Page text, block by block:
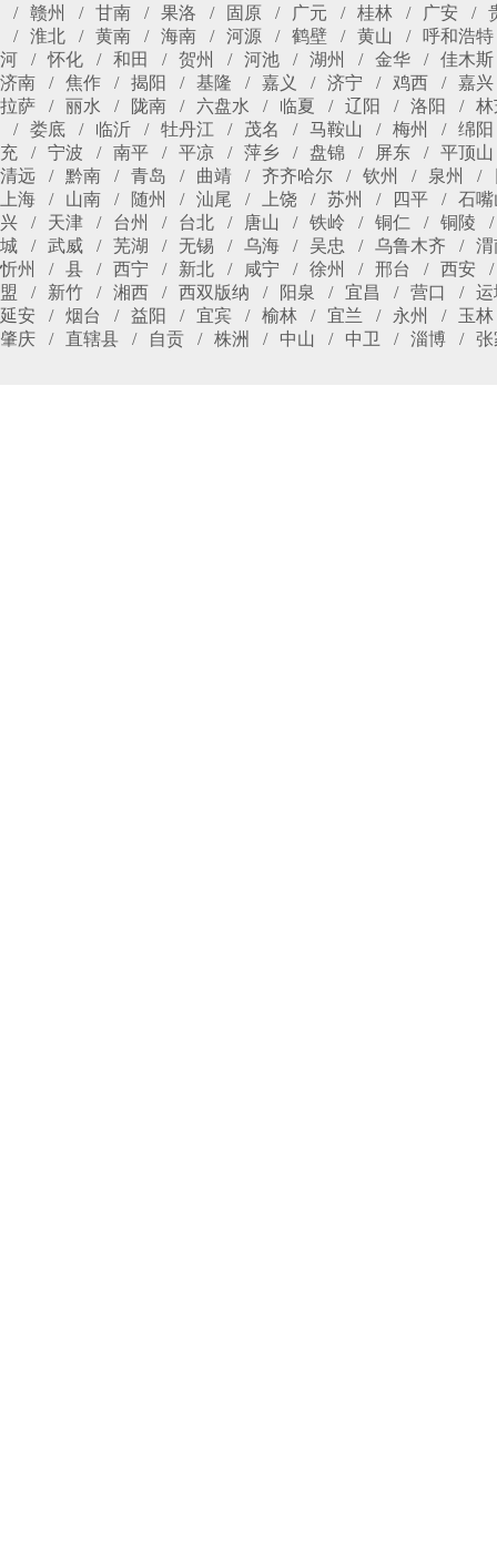
赣州
甘南 果洛 固原 广元 桂林 广安
淮北
黄南 海南 河源 鹤壁 黄山
呼和浩特
河
怀化 和田 贺州 河池 湖州 金华
佳木斯
济南
焦作 揭阳 基隆 嘉义 济宁 鸡西
嘉兴
拉萨
丽水 陇南 六盘水 临夏 辽阳 洛阳
林
娄底
临沂 牡丹江 茂名 马鞍山 梅州
绵阳
充
宁波 南平 平凉 萍乡 盘锦 屏东
平顶山
清远
黔南 青岛 曲靖 齐齐哈尔 钦州 泉州
上海
山南 随州 汕尾 上饶 苏州 四平
石嘴
兴
天津 台州 台北 唐山 铁岭 铜仁
铜陵
城
武威 芜湖 无锡 乌海 吴忠 乌鲁木齐
渭
忻州
县 西宁 新北 咸宁 徐州 邢台
西安
盟
新竹 湘西 西双版纳 阳泉 宜昌 营口
运
延安
烟台 益阳 宜宾 榆林 宜兰 永州
玉林
肇庆
直辖县 自贡 株洲 中山 中卫 淄博 张